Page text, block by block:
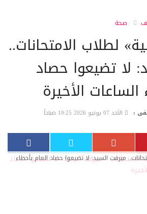
صحة
لطلاب الامتحانات..
لا تضيعوا حصاد
الساعات الأخيرة
: الأحد 07 يونيو 2026 10:25 صباحاً
ميرفت السيد: لا تضيعوا حصاد العام بأخطاء